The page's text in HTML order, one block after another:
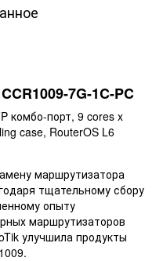
7G-1C-PC
комбо-порт, 9 cores x
case, RouterOS L6
маршрутизатора
тщательному сбору
опыту
маршрутизаторов
улучшила продукты